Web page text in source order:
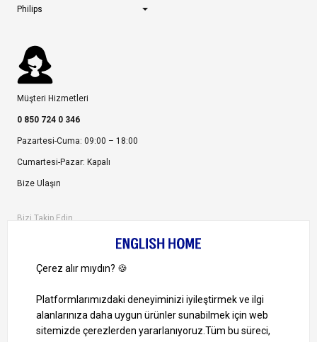
Philips
Müşteri Hizmetleri
0 850 724 0 346
Pazartesi-Cuma: 09:00 – 18:00
Cumartesi-Pazar: Kapalı
Bize Ulaşın
Bizi Takip Edin
1000 TL ve Üzeri Alışverişlerinizde Kargo Bedava!